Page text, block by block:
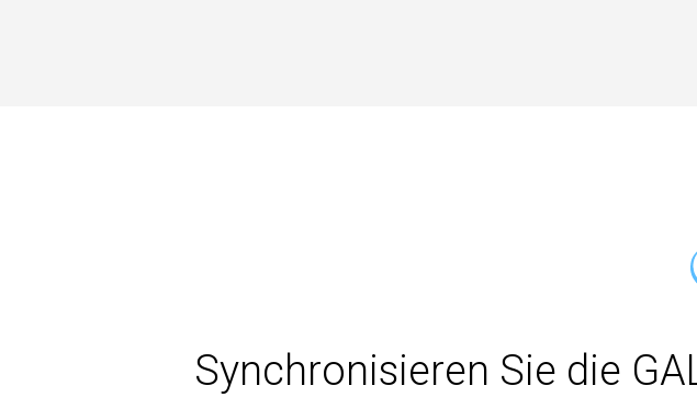
Synchronisieren Sie die